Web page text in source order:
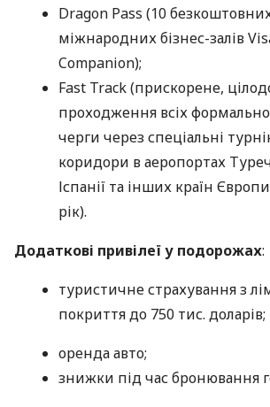
Dragon Pass (10
міжнародних бізнес-залів
Companion);
Fast Track (прискорене,
проходження всіх
черги через спеціальні
коридори в аеропортах
Іспанії та інших країн
рік).
Додаткові привілеї у подорожах:
туристичне страхування з
покриття до 750 тис. доларів;
оренда авто;
знижки під час бронювання